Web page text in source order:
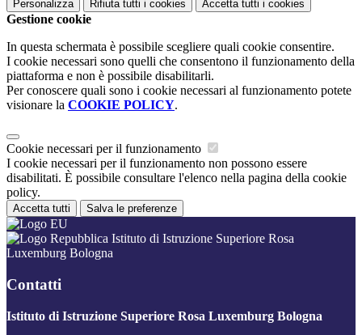
Personalizza Rifiuta tutti i cookies Accetta tutti i cookies
Gestione cookie
In questa schermata è possibile scegliere quali cookie consentire.
I cookie necessari sono quelli che consentono il funzionamento della
piattaforma e non è possibile disabilitarli.
Per conoscere quali sono i cookie necessari al funzionamento potete
visionare la COOKIE POLICY.
Cookie necessari per il funzionamento
I cookie necessari per il funzionamento non possono essere
disabilitati. È possibile consultare l'elenco nella pagina della cookie
policy.
Accetta tutti Salva le preferenze
Istituto di Istruzione Superiore Rosa
Luxemburg Bologna
Contatti
Istituto di Istruzione Superiore Rosa Luxemburg Bologna